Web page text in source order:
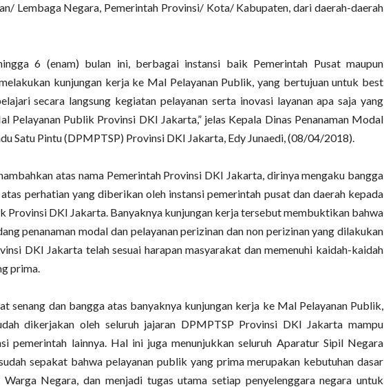
Lembaga Negara, Pemerintah Provinsi/ Kota/ Kabupaten, dari daerah-daerah
6 (enam) bulan ini, berbagai instansi baik Pemerintah Pusat maupun
kunjungan kerja ke Mal Pelayanan Publik, yang bertujuan untuk best
secara langsung kegiatan pelayanan serta inovasi layanan apa saja yang
Pelayanan Publik Provinsi DKI Jakarta,” jelas Kepala Dinas Penanaman Modal
Satu Pintu (DPMPTSP) Provinsi DKI Jakarta, Edy Junaedi, (08/04/2018).
atas nama Pemerintah Provinsi DKI Jakarta, dirinya mengaku bangga
perhatian yang diberikan oleh instansi pemerintah pusat dan daerah kepada
Provinsi DKI Jakarta. Banyaknya kunjungan kerja tersebut membuktikan bahwa
penanaman modal dan pelayanan perizinan dan non perizinan yang dilakukan
DKI Jakarta telah sesuai harapan masyarakat dan memenuhi kaidah-kaidah
prima.
senang dan bangga atas banyaknya kunjungan kerja ke Mal Pelayanan Publik,
dikerjakan oleh seluruh jajaran DPMPTSP Provinsi DKI Jakarta mampu
pemerintah lainnya. Hal ini juga menunjukkan seluruh Aparatur Sipil Negara
sepakat bahwa pelayanan publik yang prima merupakan kebutuhan dasar
Negara, dan menjadi tugas utama setiap penyelenggara negara untuk